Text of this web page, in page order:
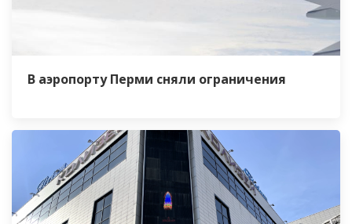
В аэропорту Перми сняли ограничения